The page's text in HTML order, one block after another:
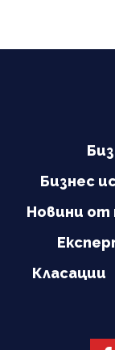
Бизнес
Новини от
Класации